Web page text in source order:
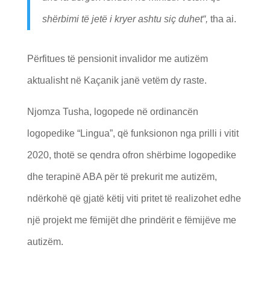
shërbimi të jetë i kryer ashtu siç duhet“, tha ai.
Përfitues të pensionit invalidor me autizëm
aktualisht në Kaçanik janë vetëm dy raste.
Njomza Tusha, logopede në ordinancën
logopedike “Lingua”, që funksionon nga prilli i vitit
2020, thotë se qendra ofron shërbime logopedike
dhe terapinë ABA për të prekurit me autizëm,
ndërkohë që gjatë këtij viti pritet të realizohet edhe
një projekt me fëmijët dhe prindërit e fëmijëve me
autizëm.